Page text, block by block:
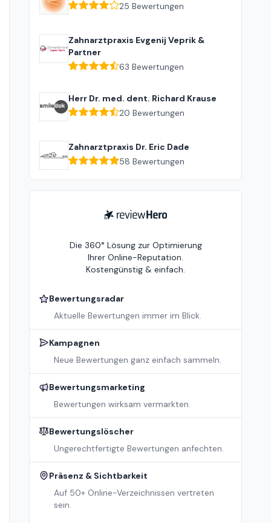
25 Bewertungen
Zahnarztpraxis Evgenij Veprik &
Partner
63 Bewertungen
Herr Dr. med. dent. Richard Krause
20 Bewertungen
Zahnarztpraxis Dr. Eric Dade
58 Bewertungen
ReviewHero
Die 360° Lösung zur Optimierung
Ihrer Online-Reputation.
Kostengünstig & einfach.
Bewertungsradar
Aktuelle Bewertungen immer im Blick.
Kampagnen
Neue Bewertungen ganz einfach sammeln.
Bewertungsmarketing
Bewertungen wirksam vermarkten.
Bewertungslöscher
Ungerechtfertigte Bewertungen anfechten.
Präsenz & Sichtbarkeit
Auf 50+ Online-Verzeichnissen vertreten
sein.